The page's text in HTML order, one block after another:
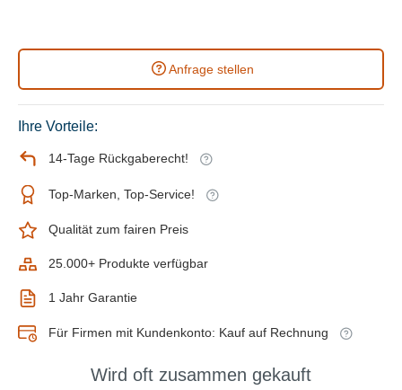
Anfrage stellen
Ihre Vorteile:
14-Tage Rückgaberecht!
Top-Marken, Top-Service!
Qualität zum fairen Preis
25.000+ Produkte verfügbar
1 Jahr Garantie
Für Firmen mit Kundenkonto: Kauf auf Rechnung
Wird oft zusammen gekauft